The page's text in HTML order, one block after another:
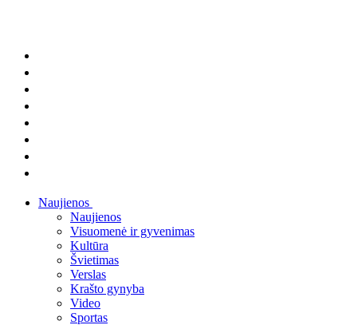
Naujienos
Naujienos
Visuomenė ir gyvenimas
Kultūra
Švietimas
Verslas
Krašto gynyba
Video
Sportas